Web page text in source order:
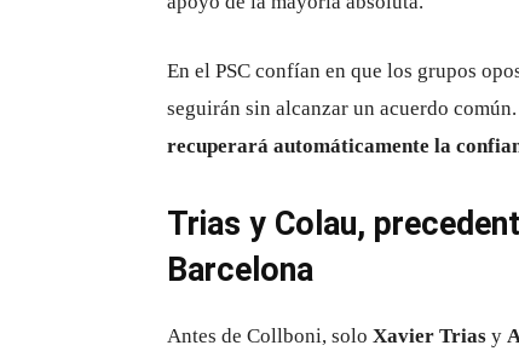
En el PSC confían en que los grupos
seguirán sin alcanzar un acuerdo
recuperará automáticamente la
Trias y Colau,
Barcelona
Antes de Collboni, solo Xavier Trias y